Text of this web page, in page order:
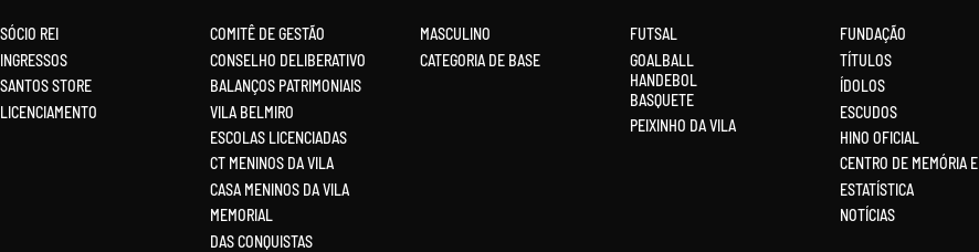
SÓCIO REI
INGRESSOS
SANTOS STORE
LICENCIAMENTO
COMITÊ DE GESTÃO
CONSELHO DELIBERATIVO
BALANÇOS PATRIMONIAIS
VILA BELMIRO
ESCOLAS LICENCIADAS
CT MENINOS DA VILA
CASA MENINOS DA VILA
MEMORIAL
DAS CONQUISTAS
MASCULINO
CATEGORIA DE BASE
FUTSAL
GOALBALL
HANDEBOL
BASQUETE
PEIXINHO DA VILA
FUNDAÇÃO
TÍTULOS
ÍDOLOS
ESCUDOS
HINO OFICIAL
CENTRO DE MEMÓRIA E
ESTATÍSTICA
NOTÍCIAS